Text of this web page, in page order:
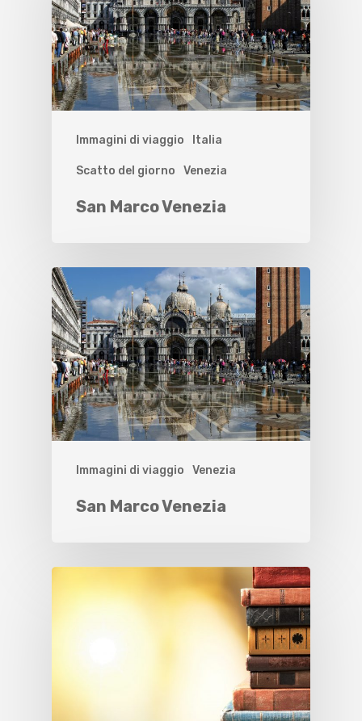
Immagini di viaggio Italia
Scatto del giorno Venezia
San Marco Venezia
Immagini di viaggio Venezia
San Marco Venezia